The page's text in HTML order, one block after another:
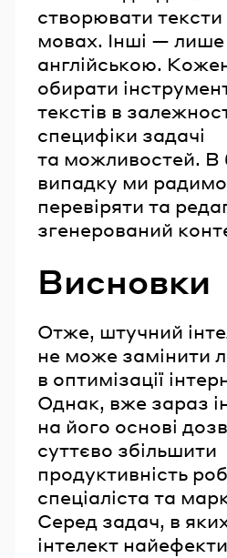
створювати тексти
мовах. Інші — лише
англійською.
обирати
текстів в
специфіки задачі
та можливостей. В
випадку ми
перевіряти та
згенерований
Висновки
Отже, штучний
не може замінити
в оптимізації
Однак, вже зараз
на його основі
суттєво збільшити
продуктивність
спеціаліста та
Серед задач, в
інтелект